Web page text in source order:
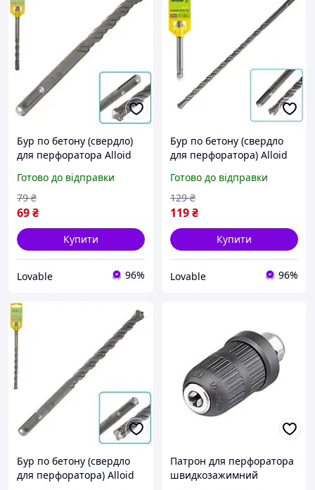
Бур по бетону (свердло)
для перфоратора Alloid
12х160 мм,
чотиригранний (4
кромки)
Готово до відправки
69₴
79 ₴
Купити
Lovable 96%
Бур по бетону (свердло
для перфоратора) Alloid
12х310 мм
чотиригранний
Готово до відправки
119₴
129 ₴
Купити
Lovable 96%
Бур по бетону (свердло
для перфоратора) Alloid
Патрон для перфоратора
швидкозажимний